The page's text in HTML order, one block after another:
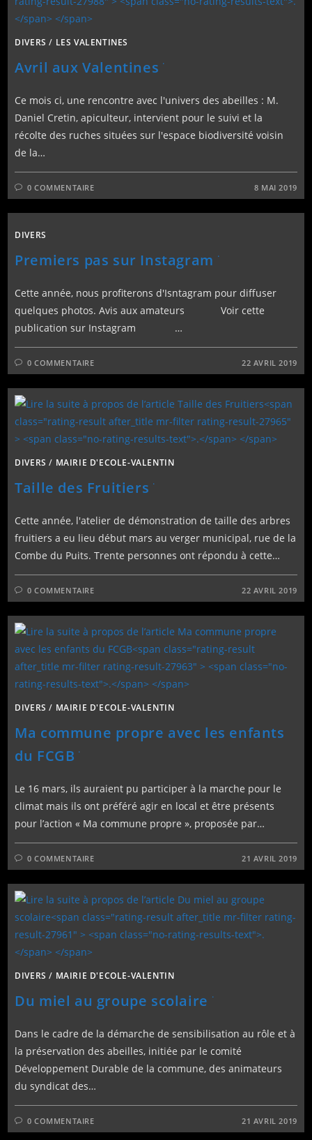
DIVERS / LES VALENTINES
Avril aux Valentines .
Ce mois ci, une rencontre avec l'univers des abeilles : M.
Daniel Cretin, apiculteur, intervient pour le suivi et la
récolte des ruches situées sur l'espace biodiversité voisin
de la…
0 COMMENTAIRE 8 MAI 2019
DIVERS
Premiers pas sur Instagram .
Cette année, nous profiterons d'Isntagram pour diffuser
quelques photos. Avis aux amateurs Voir cette
publication sur Instagram …
0 COMMENTAIRE 22 AVRIL 2019
DIVERS / MAIRIE D'ECOLE-VALENTIN
Taille des Fruitiers .
Cette année, l'atelier de démonstration de taille des arbres
fruitiers a eu lieu début mars au verger municipal, rue de la
Combe du Puits. Trente personnes ont répondu à cette…
0 COMMENTAIRE 22 AVRIL 2019
DIVERS / MAIRIE D'ECOLE-VALENTIN
Ma commune propre avec les enfants
du FCGB .
Le 16 mars, ils auraient pu participer à la marche pour le
climat mais ils ont préféré agir en local et être présents
pour l’action « Ma commune propre », proposée par…
0 COMMENTAIRE 21 AVRIL 2019
DIVERS / MAIRIE D'ECOLE-VALENTIN
Du miel au groupe scolaire .
Dans le cadre de la démarche de sensibilisation au rôle et à
la préservation des abeilles, initiée par le comité
Développement Durable de la commune, des animateurs
du syndicat des…
0 COMMENTAIRE 21 AVRIL 2019